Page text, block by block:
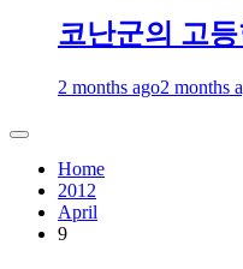
코난군의 고
2 months ago2 months
Home
2012
April
9